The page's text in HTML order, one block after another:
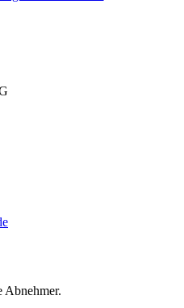
Abnehmer.